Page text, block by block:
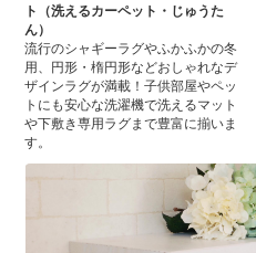
ト（洗えるカーペット・じゅうた
ん）
流行のシャギーラグやふかふかの冬
用、円形・楕円形などおしゃれなデ
ザインラグが満載！子供部屋やペッ
トにも安心な洗濯機で洗えるマット
や下敷き専用ラグまで豊富に揃いま
す。